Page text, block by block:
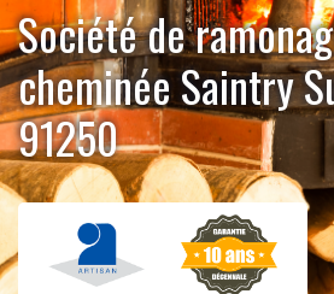
Société de
cheminée Saintry
91250